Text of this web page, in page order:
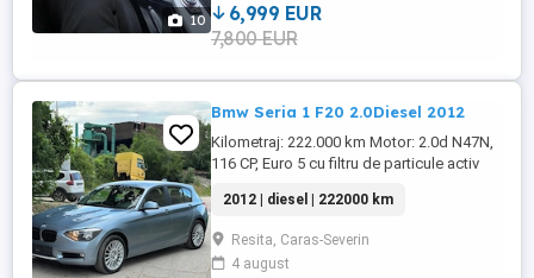
10
bluetooth ...
6,999 EUR
7,800 EUR
Bmw Seria 1 F20 2.0Diesel 2012
Kilometraj: 222.000 km Motor: 2.0d N47N,
116 CP, Euro 5 cu filtru de particule activ
Dotări: - 2 chei - Keyless Go (pornire fără
cheie) - Start Stop la semafor - Moduri de
condus: Sport Confort Eco Pro - Senzori
parcare față și spate - Geamuri ...
2012 | diesel | 222000 km
Resita, Caras-Severin
4 august